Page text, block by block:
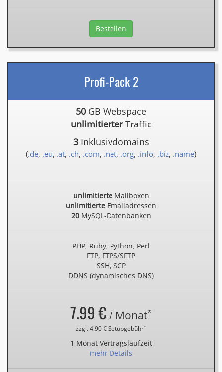
Bestellen
Profi-Pack 2
50 GB Webspace
unlimitierterTraffic
3Inklusivdomains
(.de, .eu, .at, .ch, .com, .net, .org, .info, .biz, .name)
unlimitierteMailboxen
unlimitierte Emailadressen
20MySQL-Datenbanken
PHP, Ruby, Python, Perl
FTP, FTPS/SFTP
SSH, SCP
DDNS (dynamisches DNS)
7.99 € / Monat*
zzgl. 4.90 € Setupgebühr*
1 Monat Vertragslaufzeit
mehr Details